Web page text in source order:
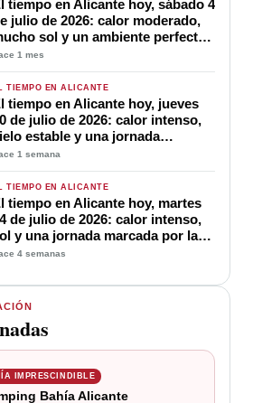
IMPRESCINDIBLE
Bahía Alicante
tiempo en Alicante hoy, sábado 4
julio de 2026: calor moderado,
sol y un ambiente perfecto
disfrutar del verano
1 mes
TIEMPO EN ALICANTE
tiempo en Alicante hoy, jueves
de julio de 2026: calor intenso,
estable y una jornada
por las altas temperaturas
1 semana
TIEMPO EN ALICANTE
tiempo en Alicante hoy, martes
de julio de 2026: calor intenso,
y una jornada marcada por las
temperaturas
4 semanas